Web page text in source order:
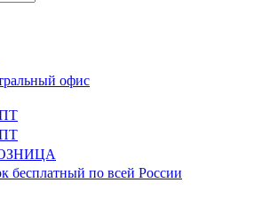
офис
бесплатный по всей России